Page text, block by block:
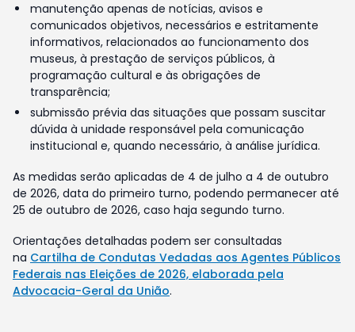
manutenção apenas de notícias, avisos e
comunicados objetivos, necessários e estritamente
informativos, relacionados ao funcionamento dos
museus, à prestação de serviços públicos, à
programação cultural e às obrigações de
transparência;
submissão prévia das situações que possam suscitar
dúvida à unidade responsável pela comunicação
institucional e, quando necessário, à análise jurídica.
As medidas serão aplicadas de 4 de julho a 4 de outubro
de 2026, data do primeiro turno, podendo permanecer até
25 de outubro de 2026, caso haja segundo turno.
Orientações detalhadas podem ser consultadas
na Cartilha de Condutas Vedadas aos Agentes Públicos
Federais nas Eleições de 2026, elaborada pela
Advocacia-Geral da União.